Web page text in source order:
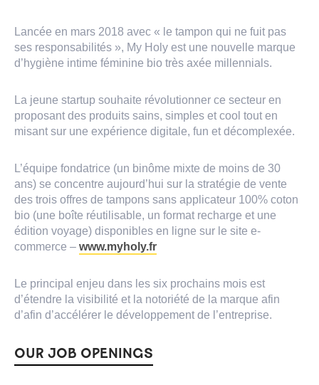
Lancée en mars 2018 avec « le tampon qui ne fuit pas
ses responsabilités », My Holy est une nouvelle marque
d’hygiène intime féminine bio très axée millennials.
La jeune startup souhaite révolutionner ce secteur en
proposant des produits sains, simples et cool tout en
misant sur une expérience digitale, fun et décomplexée.
L’équipe fondatrice (un binôme mixte de moins de 30
ans) se concentre aujourd’hui sur la stratégie de vente
des trois offres de tampons sans applicateur 100% coton
bio (une boîte réutilisable, un format recharge et une
édition voyage) disponibles en ligne sur le site e-
commerce – www.myholy.fr
Le principal enjeu dans les six prochains mois est
d’étendre la visibilité et la notoriété de la marque afin
d’afin d’accélérer le développement de l’entreprise.
OUR JOB OPENINGS